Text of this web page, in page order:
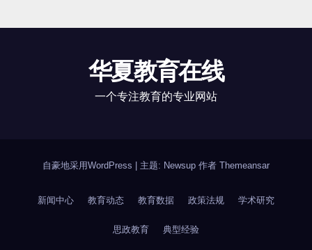
华夏教育在线
一个专注教育的专业网站
自豪地采用WordPress 主题: Newsup 作者 Themeansar
新闻中心 教育动态 教育数据 政策法规 学术研究
思政教育 典型经验